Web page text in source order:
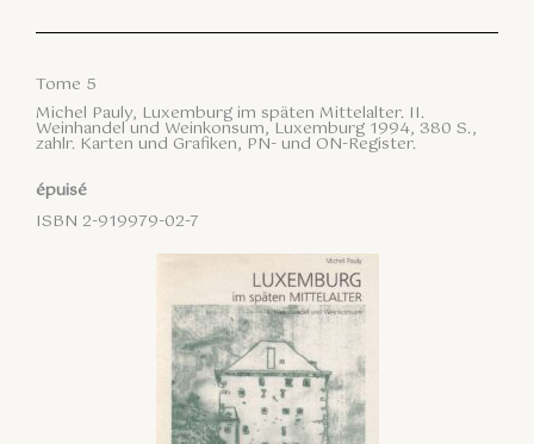
Tome 5
Michel Pauly, Luxemburg im späten Mittelalter. II.
Weinhandel und Weinkonsum, Luxemburg 1994, 380 S.,
zahlr. Karten und Grafiken, PN- und ON-Register.
épuisé
ISBN 2-919979-02-7